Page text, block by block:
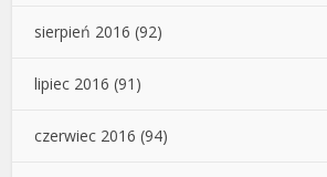
sierpień 2016 (92)
lipiec 2016 (91)
czerwiec 2016 (94)